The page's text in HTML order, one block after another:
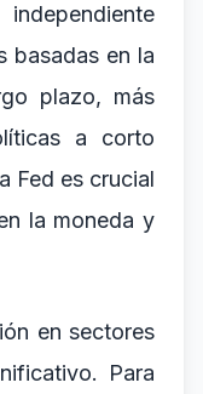
basadas en la
plazo, más
a corto
Fed es crucial
la moneda y
en sectores
Para